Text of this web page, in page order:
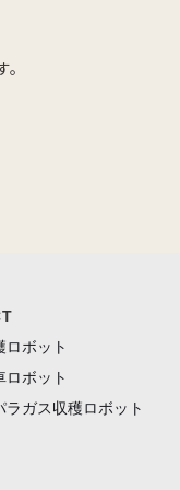
ロボット
ロボット
ラガス収穫ロボット